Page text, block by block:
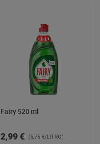
Fairy 520 ml
2,99 € (5,75 €/LITRO)